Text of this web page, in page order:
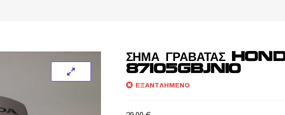
ΣΗΜΑ ΓΡΑΒΑΤΑΣ
87105GBJN10
ΕΞΑΝΤΛΗΜΈΝΟ